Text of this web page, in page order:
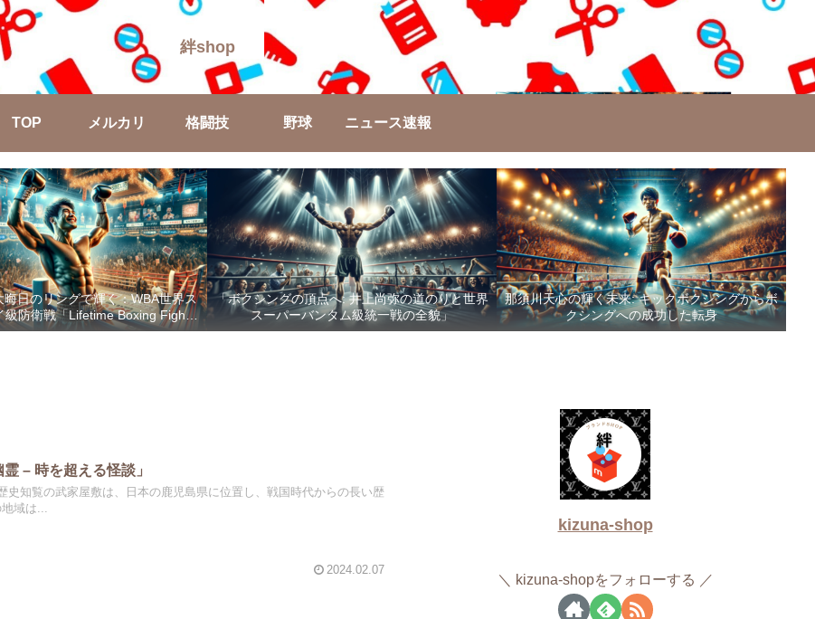
絆shop
TOP メルカリ 格闘技 野球 ニュース速報
日のリングで輝く：WBA世界ス
級防衛戦「Lifetime Boxing Fights
18」
「ボクシングの頂点へ: 井上尚弥の道のりと世界
スーパーバンタム級統一戦の全貌」
那須川天心の輝く未来: キックボクシングからボ
クシングへの成功した転身
– 時を超える怪談」
史知覧の武家屋敷は、日本の鹿児島県に位置し、戦国時代からの長い歴
域は...
2024.02.07
kizuna-shop
kizuna-shopをフォローする